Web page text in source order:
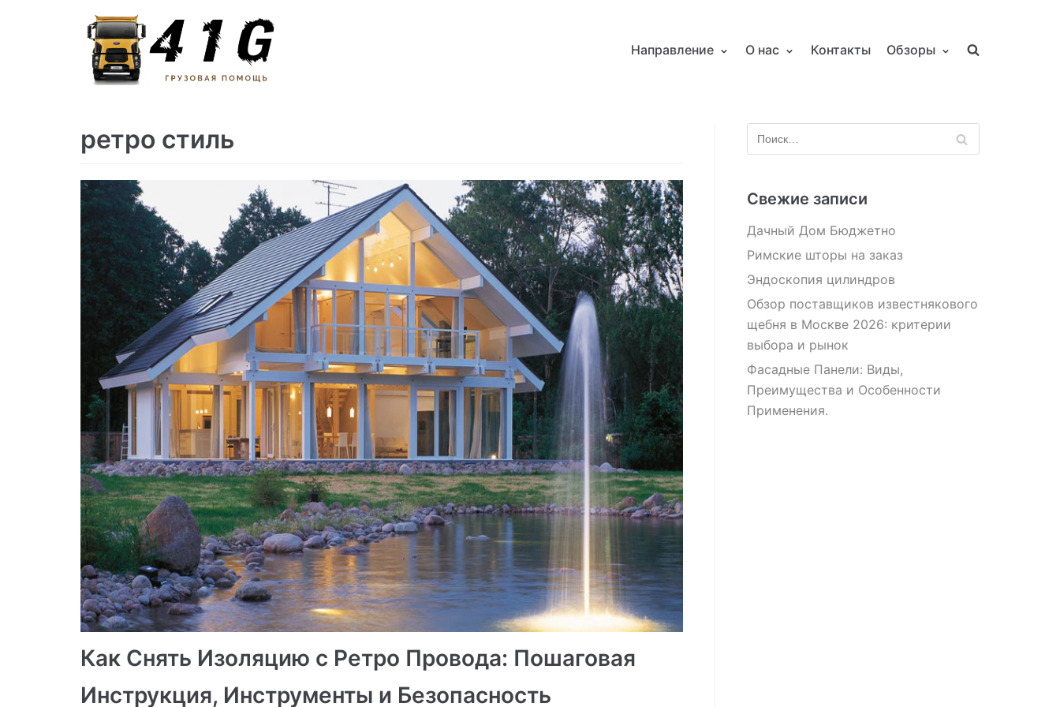
содержимому
Направление О нас Контакты Обзоры
ретро стиль
Как Снять Изоляцию с Ретро Провода: Пошаговая
Инструкция, Инструменты и Безопасность
Свежие записи
Дачный Дом Бюджетно
Римские шторы на заказ
Эндоскопия цилиндров
Обзор поставщиков известнякового
щебня в Москве 2026: критерии
выбора и рынок
Фасадные Панели: Виды,
Преимущества и Особенности
Применения.